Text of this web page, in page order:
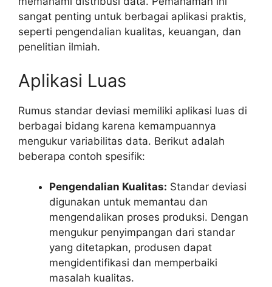
sangat penting untuk berbagai aplikasi praktis,
seperti pengendalian kualitas, keuangan, dan
penelitian ilmiah.
Aplikasi Luas
Rumus standar deviasi memiliki aplikasi luas di
berbagai bidang karena kemampuannya
mengukur variabilitas data. Berikut adalah
beberapa contoh spesifik:
Pengendalian Kualitas: Standar deviasi
digunakan untuk memantau dan
mengendalikan proses produksi. Dengan
mengukur penyimpangan dari standar
yang ditetapkan, produsen dapat
mengidentifikasi dan memperbaiki
masalah kualitas.